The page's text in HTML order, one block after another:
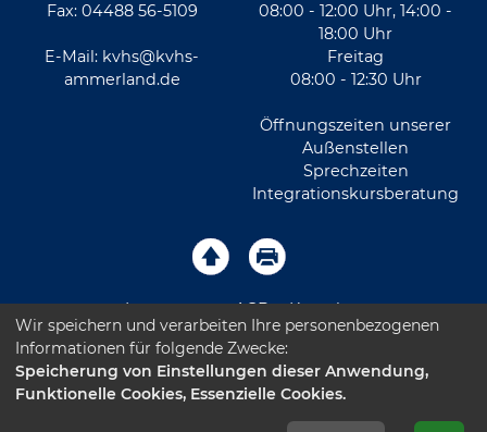
Fax: 04488 56-5109
E-Mail: kvhs@kvhs-
ammerland.de
08:00 - 12:00 Uhr, 14:00 -
18:00 Uhr
Freitag
08:00 - 12:30 Uhr
Öffnungszeiten unserer
Außenstellen
Sprechzeiten
Integrationskursberatung
Impressum AGB Kontakt
Sitemap Datenschutz Leichte Sprache
Barrierefreiheitserklärung
Wir speichern und verarbeiten Ihre personenbezogenen
Informationen für folgende Zwecke:
Speicherung von Einstellungen dieser Anwendung,
Funktionelle Cookies, Essenzielle Cookies.